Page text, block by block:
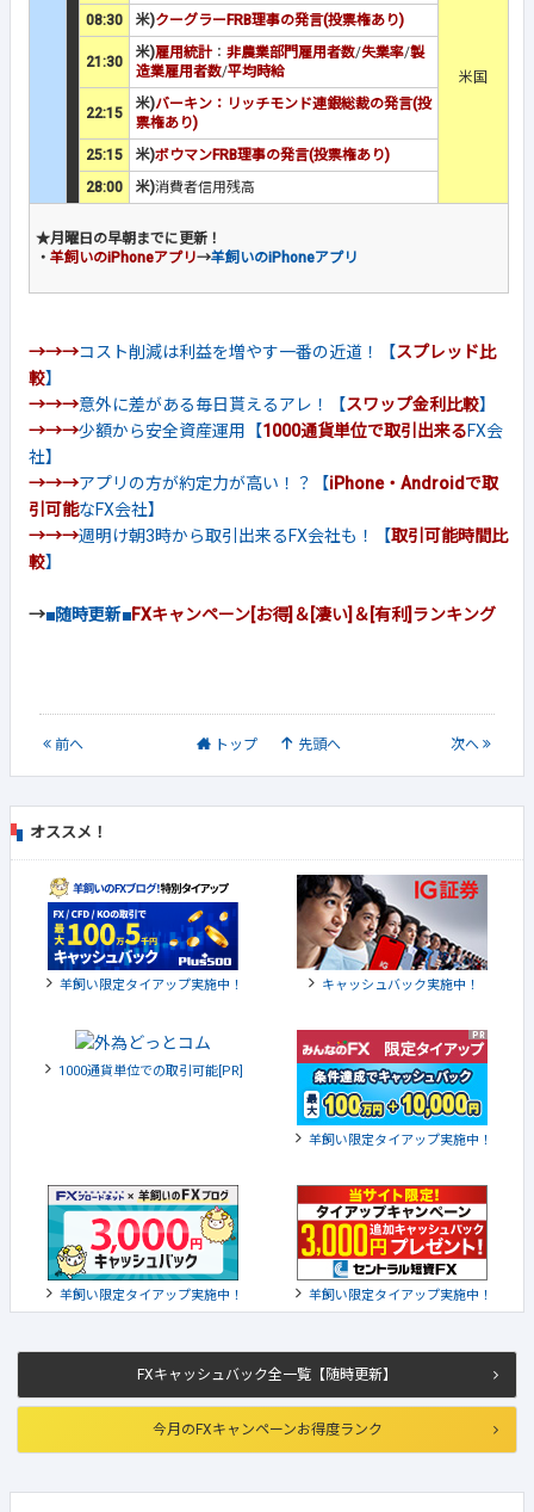
米国
08:30 米)クーグラーFRB理事の発言(投票権あり)
21:30
米)雇用統計： 非農業部門雇用者数/失業率/製
造業雇用者数/平均時給
22:15
米)バーキン：リッチモンド連銀総裁の発言(投
票権あり)
25:15
米)ボウマンFRB理事の発言(投票権あり)
28:00
米)消費者信用残高
★月曜日の早朝までに更新！
・ 羊飼いのiPhoneアプリ→羊飼いのiPhoneアプリ
→→→コスト削減は利益を増やす一番の近道！【スプレッド比
較】
→→→意外に差がある毎日貰えるアレ！【スワップ金利比較】
→→→少額から安全資産運用【1000通貨単位で取引出来るFX会
社】
→→→アプリの方が約定力が高い！？【iPhone・Androidで取
引可能なFX会社】
→→→週明け朝3時から取引出来るFX会社も！【取引可能時間比
較】
→■随時更新■FXキャンペーン[お得]＆[凄い]＆[有利]ランキング
前へ トップ 先頭へ 次へ
FXキャッシュバック全一覧【随時更新】
今月のFXキャンペーンお得度ランク
オススメ！
羊飼い限定タイアップ実施中！ キャッシュバック実施中！
1000通貨単位での取引可能[PR]
羊飼い限定タイアップ実施中！
羊飼い限定タイアップ実施中！ 羊飼い限定タイアップ実施中！